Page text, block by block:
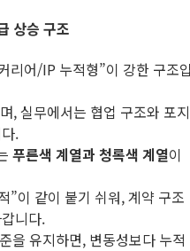
상승 구조
리어/IP 누적형”이 강한 구조
, 실무에서는 협업 구조와 포지
.
푸른색 계열과 청록색 계열이
”이 같이 붙기 쉬워, 계약 구조
니다.
을 유지하면, 변동성보다 누적